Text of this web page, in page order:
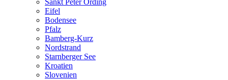
Eifel
Bodensee
Pfalz
Bamberg-Kurz
Nordstrand
Starnberger See
Kroatien
Slovenien